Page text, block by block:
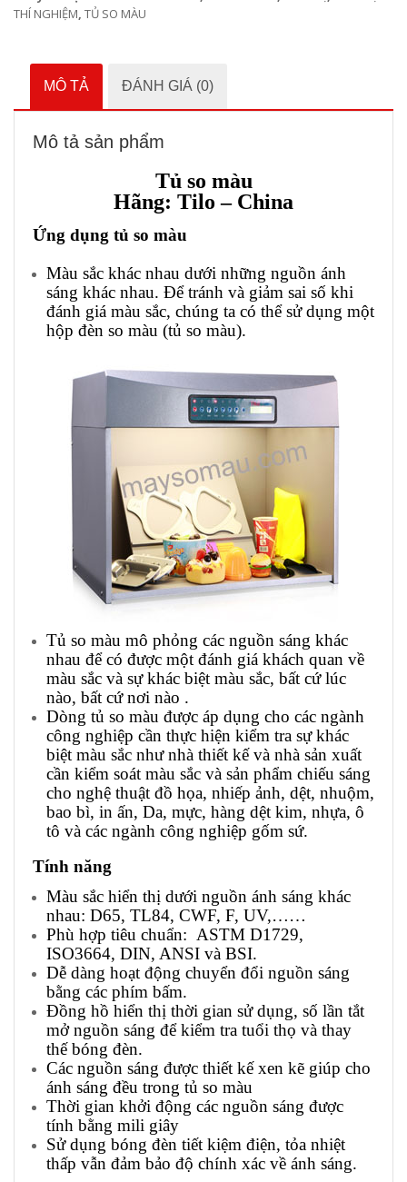
THÍ NGHIỆM, TỦ SO MÀU
MÔ TẢ ĐÁNH GIÁ (0)
Mô tả sản phẩm
Tủ so màu
Hãng: Tilo – China
Ứng dụng tủ so màu
Màu sắc khác nhau dưới những nguồn ánh
sáng khác nhau. Để tránh và giảm sai số khi
đánh giá màu sắc, chúng ta có thể sử dụng một
hộp đèn so màu (tủ so màu).
Tủ so màu mô phỏng các nguồn sáng khác
nhau để có được một đánh giá khách quan về
màu sắc và sự khác biệt màu sắc, bất cứ lúc
nào, bất cứ nơi nào .
Dòng tủ so màu được áp dụng cho các ngành
công nghiệp cần thực hiện kiểm tra sự khác
biệt màu sắc như nhà thiết kế và nhà sản xuất
cần kiểm soát màu sắc và sản phẩm chiếu sáng
cho nghệ thuật đồ họa, nhiếp ảnh, dệt, nhuộm,
bao bì, in ấn, Da, mực, hàng dệt kim, nhựa, ô
tô và các ngành công nghiệp gốm sứ.
Tính năng
Màu sắc hiển thị dưới nguồn ánh sáng khác
nhau: D65, TL84, CWF, F, UV,……
Phù hợp tiêu chuẩn: ASTM D1729,
ISO3664, DIN, ANSI và BSI.
Dễ dàng hoạt động chuyển đổi nguồn sáng
bằng các phím bấm.
Đồng hồ hiển thị thời gian sử dụng, số lần tắt
mở nguồn sáng để kiểm tra tuổi thọ và thay
thế bóng đèn.
Các nguồn sáng được thiết kế xen kẽ giúp cho
ánh sáng đều trong tủ so màu
Thời gian khởi động các nguồn sáng được
tính bằng mili giây
Sử dụng bóng đèn tiết kiệm điện, tỏa nhiệt
thấp vẫn đảm bảo độ chính xác về ánh sáng.